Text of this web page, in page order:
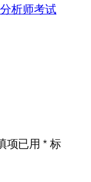
析师考试
项已用*标